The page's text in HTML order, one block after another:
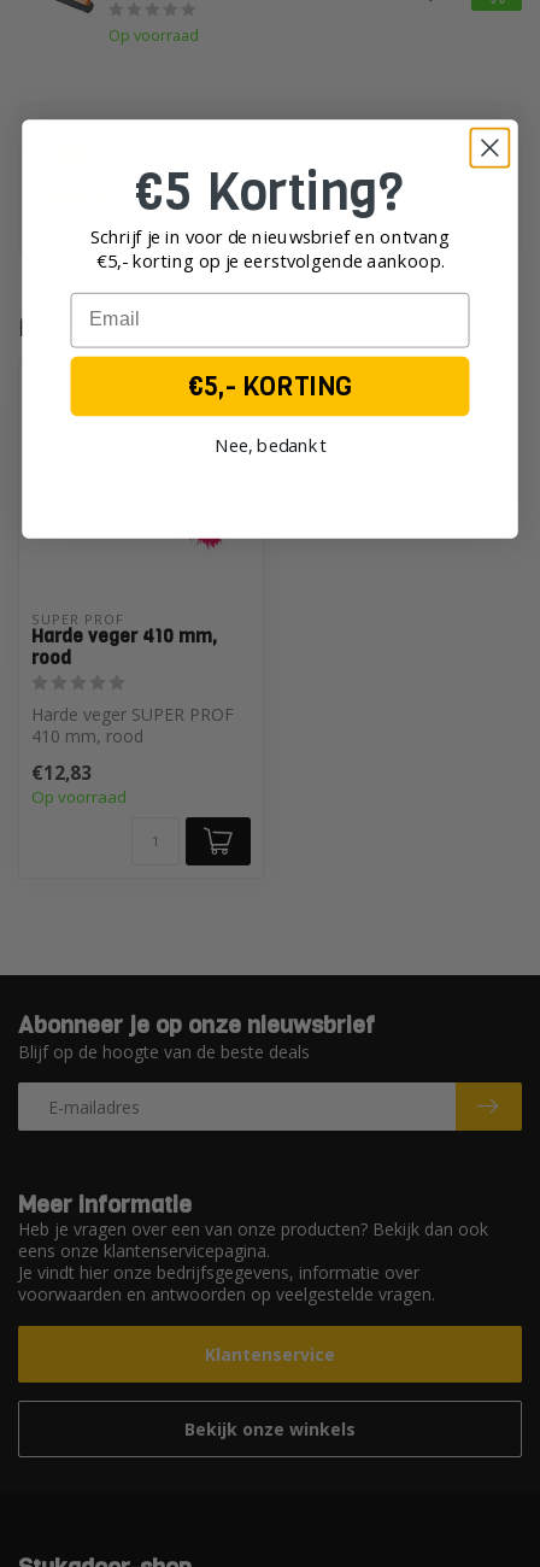
Op voorraad
order?
Neem dan gerust contact op met onze
Recent bekeken
SUPER PROF
Harde veger 410 mm,
rood
Harde veger SUPER PROF
410 mm, rood
€12,83
Op voorraad
Meer informatie
Heb je vragen over een van onze producten? Bekijk dan ook
eens onze klantenservicepagina.
Je vindt hier onze bedrijfsgegevens, informatie over
voorwaarden en antwoorden op veelgestelde vragen.
Klantenservice
Bekijk onze winkels
Abonneer je op onze nieuwsbrief
Blijf op de hoogte van de beste deals
€5 Korting?
Schrijf je in voor de nieuwsbrief en ontvang
€5,- korting op je eerstvolgende aankoop.
Email
€5,- KORTING
Nee, bedankt